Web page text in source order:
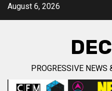
SkipAugust 6, 2026
PROGRESSIVE NEWS